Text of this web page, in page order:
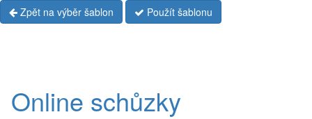
Zpět na výběr šablon Použít šablonu
Online schůzky